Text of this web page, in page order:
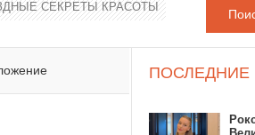
СЕКРЕТЫ КРАСОТЫ
ПОСЛЕДНИЕ
Забыли имя пользователя?